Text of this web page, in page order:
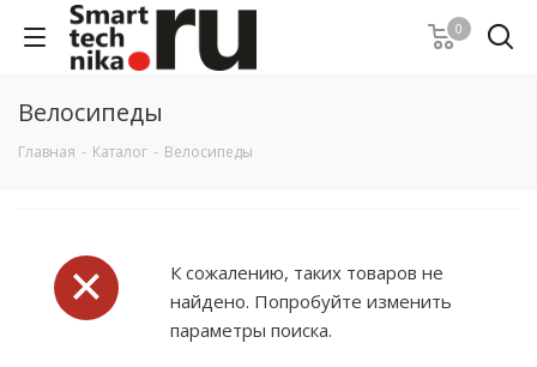
0
Велосипеды
Главная - Каталог - Велосипеды
К сожалению, таких товаров не
найдено. Попробуйте изменить
параметры поиска.